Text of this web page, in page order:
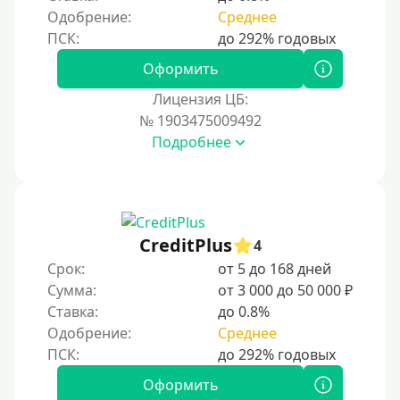
На Киви (Qiwi) кошелек без отказов
На банковский счет
На карту с нулевым балансом
На дебетовую карту
На кредитную карту
На виртуальную карту
На неименную карту
На именную карту
На зарплатную карту
Одобрение:
Среднее
Оформить
Лицензия ЦБ:
№ 1903475009492
Подробнее
CreditPlus
4
Срок:
от 5 до 168 дней
Сумма:
от 3 000 до 50 000 ₽
Ставка:
до 0.8%
Одобрение:
Среднее
Оформить